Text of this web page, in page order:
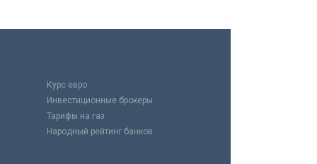
Курс евро
Инвестиционные брокеры
Тарифы на газ
Народный рейтинг банков